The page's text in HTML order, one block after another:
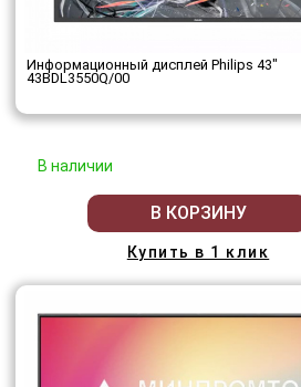
Информационный дисплей Philips 43"
43BDL3550Q/00
В наличии
В КОРЗИНУ
Купить в 1 клик